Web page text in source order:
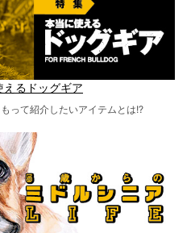
えるドッグギア
って紹介したいアイテムとは!?